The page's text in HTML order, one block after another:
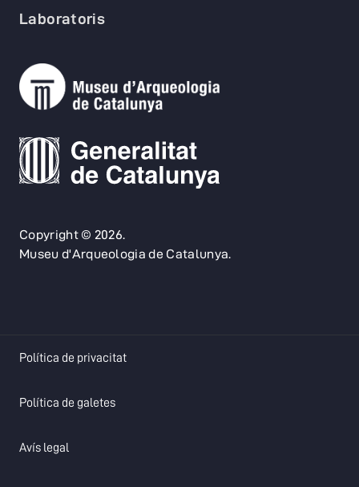
Copyright © 2026.
Museu d'Arqueologia de Catalunya.
Laboratoris
Política de privacitatopens in a new tab
Política de galetesopens in a new tab
Avís legal